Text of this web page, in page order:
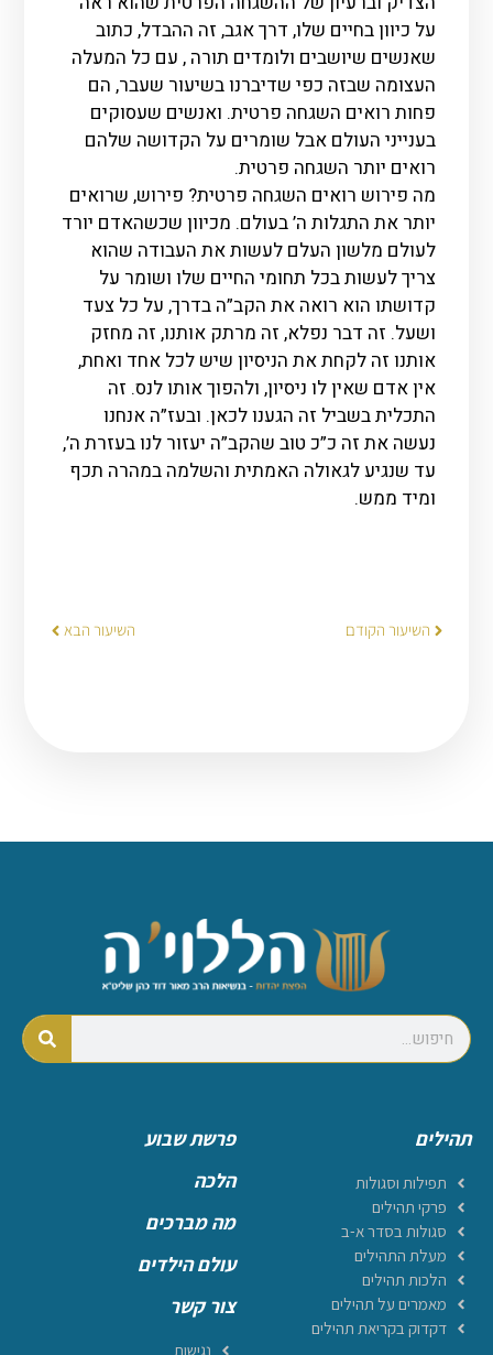
על כיוון בחיים שלו, דרך אגב, זה ההבדל, כתוב
שאנשים שיושבים ולומדים תורה , עם כל המעלה
העצומה שבזה כפי שדיברנו בשיעור שעבר, הם
פחות רואים השגחה פרטית. ואנשים שעסוקים
בענייני העולם אבל שומרים על הקדושה שלהם
רואים יותר השגחה פרטית.
מה פירוש רואים השגחה פרטית? פירוש, שרואים
יותר את התגלות ה’ בעולם. מכיוון שכשהאדם יורד
לעולם מלשון העלם לעשות את העבודה שהוא
צריך לעשות בכל תחומי החיים שלו ושומר על
קדושתו הוא רואה את הקב”ה בדרך, על כל צעד
ושעל. זה דבר נפלא, זה מרתק אותנו, זה מחזק
אותנו זה לקחת את הניסיון שיש לכל אחד ואחת,
אין אדם שאין לו ניסיון, ולהפוך אותו לנס. זה
התכלית בשביל זה הגענו לכאן. ובעז”ה אנחנו
נעשה את זה כ”כ טוב שהקב”ה יעזור לנו בעזרת ה’,
עד שנגיע לגאולה האמתית והשלמה במהרה תכף
ומיד ממש.
השיעור הקודם השיעור הבא
תהילים
תפילות וסגולות
פרקי תהילים
סגולות בסדר א-ב
מעלת התהילים
הלכות תהילים
מאמרים על תהילים
דקדוק בקריאת תהילים
פרשת שבוע
הלכה
מה מברכים
עולם הילדים
צור קשר
נגישות